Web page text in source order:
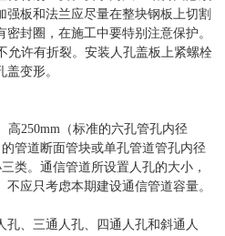
板和法兰应尽量在整块钢板上切割
封圈，在施工中要特别注意保护。
允许有折裂。安装人孔盖板上紧螺栓
变形。
高250mm（标准的六孔管孔内径
管道断面管块或单孔管道管孔内径
类。通信管道所设置人孔的大小，
应只考虑本期建设通信管道容量。
孔、三通人孔、四通人孔和斜通人